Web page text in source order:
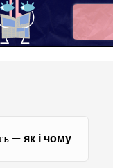
— як і чому